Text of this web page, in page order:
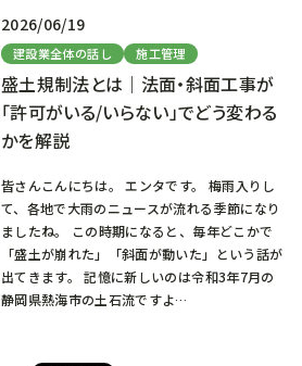
2026/06/19
建設業全体の話し 施工管理
盛土規制法とは｜法面・斜面工事が
「許可がいる/いらない」でどう変わる
かを解説
皆さんこんにちは。 エンタです。 梅雨入りし
て、各地で大雨のニュースが流れる季節になり
ましたね。 この時期になると、毎年どこかで
「盛土が崩れた」「斜面が動いた」という話が
出てきます。 記憶に新しいのは令和3年7月の
静岡県熱海市の土石流ですよ…